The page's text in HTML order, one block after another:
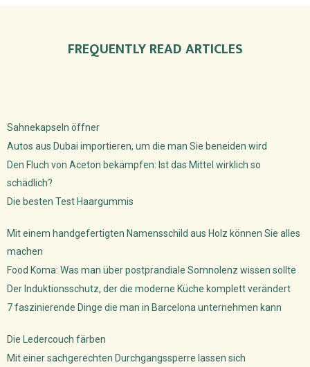
FREQUENTLY READ ARTICLES
Sahnekapseln öffner
Autos aus Dubai importieren, um die man Sie beneiden wird
Den Fluch von Aceton bekämpfen: Ist das Mittel wirklich so
schädlich?
Die besten Test Haargummis
Mit einem handgefertigten Namensschild aus Holz können Sie alles
machen
Food Koma: Was man über postprandiale Somnolenz wissen sollte
Der Induktionsschutz, der die moderne Küche komplett verändert
7 faszinierende Dinge die man in Barcelona unternehmen kann
Die Ledercouch färben
Mit einer sachgerechten Durchgangssperre lassen sich